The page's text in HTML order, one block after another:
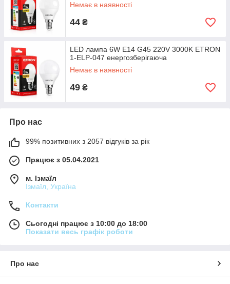
Немає в наявності
44 ₴
LED лампа 6W E14 G45 220V 3000K ETRON
1-ELP-047 енергозберігаюча
Немає в наявності
49 ₴
Про нас
99% позитивних з 2057 відгуків за рік
Працює з 05.04.2021
м. Ізмаїл
Ізмаїл, Україна
Контакти
Сьогодні працює з 10:00 до 18:00
Показати весь графік роботи
Про нас